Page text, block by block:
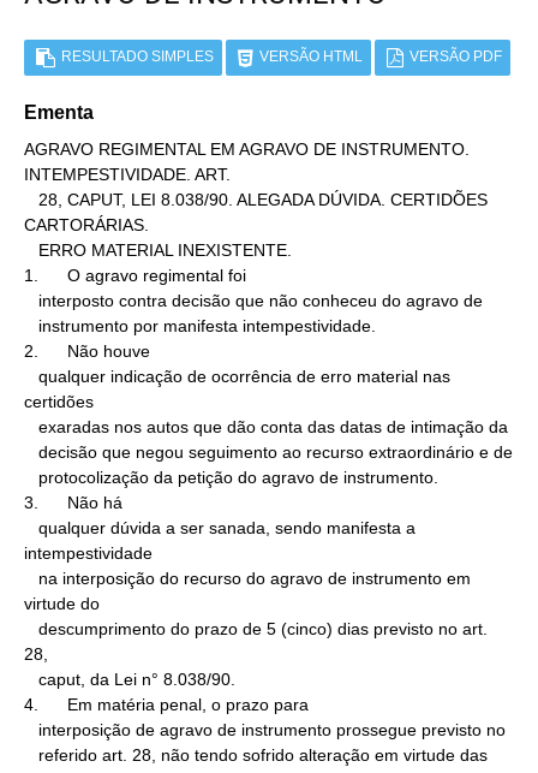
RESULTADO SIMPLES VERSÃO HTML VERSÃO PDF
Ementa
AGRAVO REGIMENTAL EM AGRAVO DE INSTRUMENTO.
INTEMPESTIVIDADE. ART.
CARTORÁRIAS.
1.      O agravo regimental foi
2.      Não houve
certidões
3.      Não há
intempestividade
virtude do
28,
4.      Em matéria penal, o prazo para